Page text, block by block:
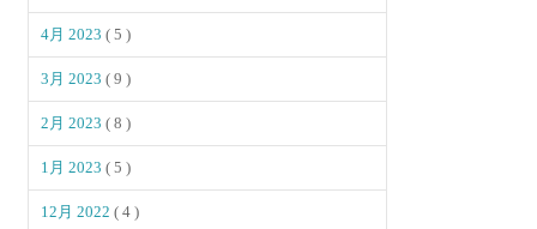
4月 2023( 5 )
3月 2023( 9 )
2月 2023( 8 )
1月 2023( 5 )
12月 2022( 4 )